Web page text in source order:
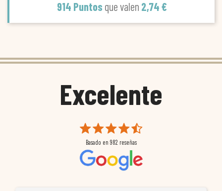
914 Puntos que valen 2,74 €
Excelente
Basado en 982 reseñas